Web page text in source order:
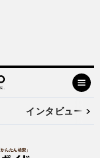
インタビュー